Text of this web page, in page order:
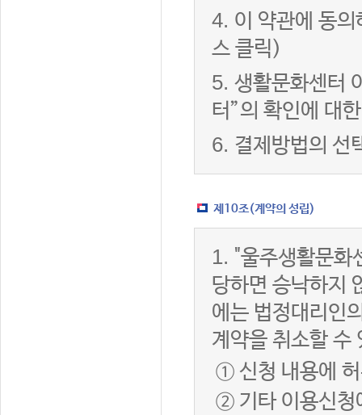
4. 이 약관에 동
스 클릭)
5. 생활문화센터
터”의 확인에 대
6. 결제방법의 선
제10조(계약의 성립)
1. "울주생활문화
당하면 승낙하지
에는 법정대리인
계약을 취소할 수
① 신청 내용에
② 기타 이용신청